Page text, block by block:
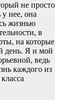
не просто
у нее, она
жизнью
в
на которые
день. Я и мой
ведь
каждого из